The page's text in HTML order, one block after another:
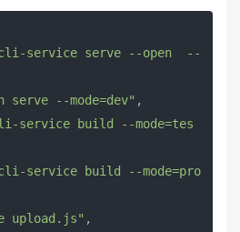
service serve --open  --
serve --mode=dev" ,
service build --mode=tes
service build --mode=pro
upload.js" ,